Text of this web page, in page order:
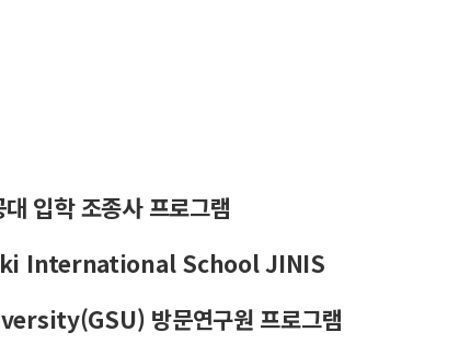
입학 조종사 프로그램
International School JINIS
방문연구원 프로그램